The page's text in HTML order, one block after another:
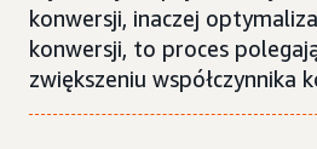
konwersji, inaczej
konwersji, to proces
zwiększeniu współczynnika